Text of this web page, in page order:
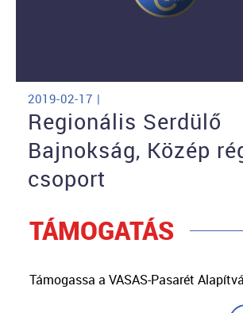
2019-02-17 |
Regionális Serdülő
Bajnokság, Közép
csoport
TÁMOGATÁS
Támogassa a VASAS-Pasarét